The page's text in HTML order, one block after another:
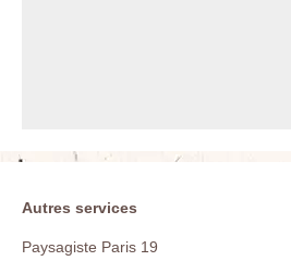
Autres services
Paysagiste Paris 19